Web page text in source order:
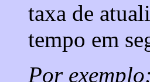
taxa de
tempo em
Por exemplo: